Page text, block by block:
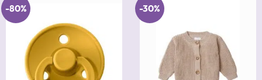
-80% -30%